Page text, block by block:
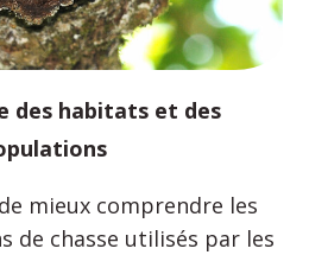
des habitats et des
mieux comprendre les
de chasse utilisés par les